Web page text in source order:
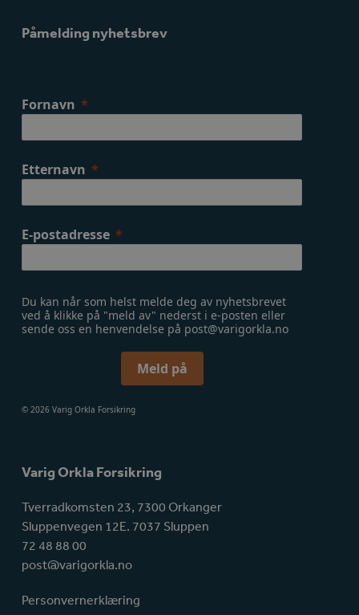
Påmelding nyhetsbrev
Fornavn
Etternavn
E-postadresse
Du kan når som helst melde deg av nyhetsbrevet
ved å klikke på "meld av" nederst i e-posten eller
sende oss en henvendelse på post@varigorkla.no
Meld på
© 2026 Varig Orkla Forsikring
Varig Orkla Forsikring
Tverradkomsten 23, 7300 Orkanger
Sluppenvegen 12E. 7037 Sluppen
72 48 88 00
post@varigorkla.no
Personvernerklæring